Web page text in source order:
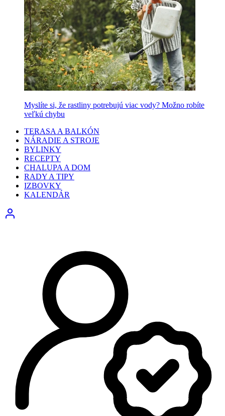
Myslíte si, že rastliny potrebujú viac vody? Možno robíte
veľkú chybu
TERASA A BALKÓN
NÁRADIE A STROJE
BYLINKY
RECEPTY
CHALUPA A DOM
RADY A TIPY
IZBOVKY
KALENDÁR